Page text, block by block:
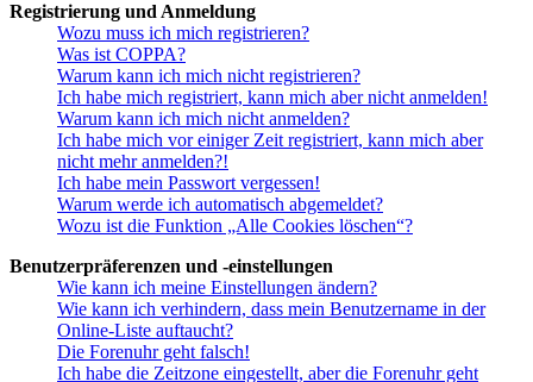
Registrierung und Anmeldung
Wozu muss ich mich registrieren?
Was ist COPPA?
Warum kann ich mich nicht registrieren?
Ich habe mich registriert, kann mich aber nicht anmelden!
Warum kann ich mich nicht anmelden?
Ich habe mich vor einiger Zeit registriert, kann mich aber
nicht mehr anmelden?!
Ich habe mein Passwort vergessen!
Warum werde ich automatisch abgemeldet?
Wozu ist die Funktion „Alle Cookies löschen“?
Benutzerpräferenzen und -einstellungen
Wie kann ich meine Einstellungen ändern?
Wie kann ich verhindern, dass mein Benutzername in der
Online-Liste auftaucht?
Die Forenuhr geht falsch!
Ich habe die Zeitzone eingestellt, aber die Forenuhr geht